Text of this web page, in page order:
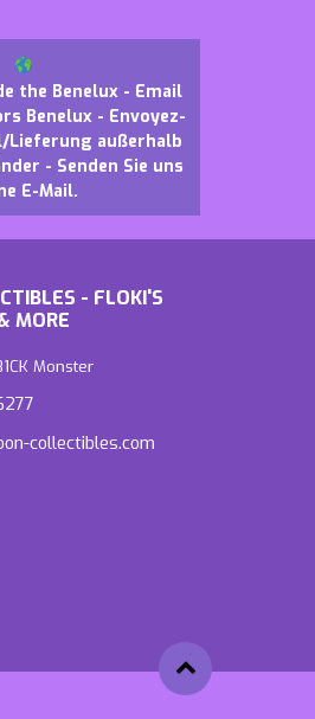
the Benelux - Email
Benelux - Envoyez-
Lieferung außerhalb
- Senden Sie uns
E-Mail.
- FLOKI'S
MORE
Monster
collectibles.com